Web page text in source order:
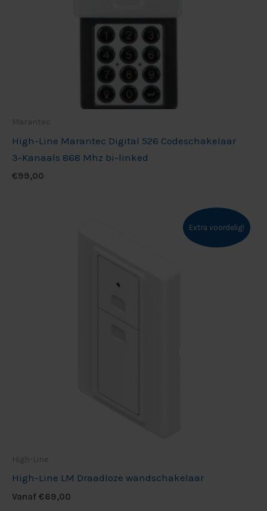
Marantec
High-Line Marantec Digital 526 Codeschakelaar
3-Kanaals 868 Mhz bi-linked
€99,00
Extra voordelig!
High-Line
High-Line LM Draadloze wandschakelaar
Vanaf €69,00